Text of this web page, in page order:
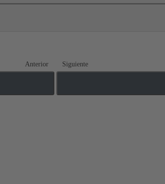
Anterior Siguiente